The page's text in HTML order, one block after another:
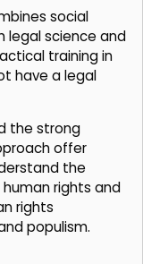
social
legal science and
training in
have a legal
the strong
offer
the
rights and
rights
populism.